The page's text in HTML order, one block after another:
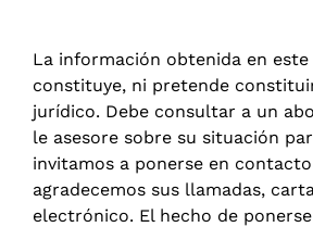
La información obtenida en
constituye, ni pretende
jurídico. Debe consultar a un
le asesore sobre su situación
invitamos a ponerse en
agradecemos sus llamadas,
electrónico. El hecho de